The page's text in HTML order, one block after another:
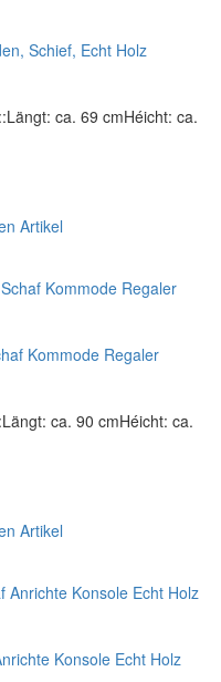
Schief, Echt Holz
ca. 69 cmHéicht: ca.
Artikel
Kommode Regaler
ca. 90 cmHéicht: ca.
Artikel
Konsole Echt Holz